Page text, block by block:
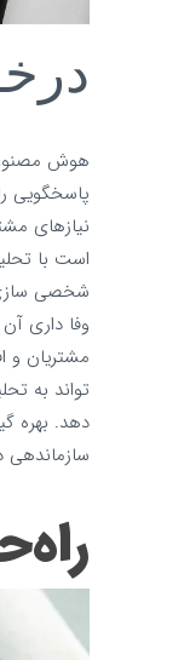
هوش
پاسخگویی
نیازهای
است با
شخصی‌ سازی
وفا داری
مشتریان و
تواند به
دهد. بهره‌
سازماندهی